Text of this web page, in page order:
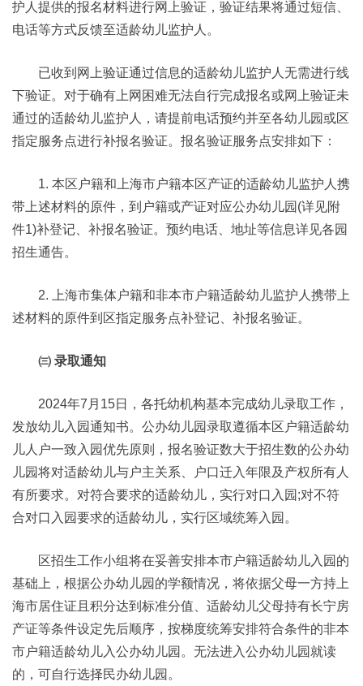
护人提供的报名材料进行网上验证，验证结果将通过短信、
电话等方式反馈至适龄幼儿监护人。
已收到网上验证通过信息的适龄幼儿监护人无需进行线
下验证。对于确有上网困难无法自行完成报名或网上验证未
通过的适龄幼儿监护人，请提前电话预约并至各幼儿园或区
指定服务点进行补报名验证。报名验证服务点安排如下：
1. 本区户籍和上海市户籍本区产证的适龄幼儿监护人携
带上述材料的原件，到户籍或产证对应公办幼儿园(详见附
件1)补登记、补报名验证。预约电话、地址等信息详见各园
招生通告。
2. 上海市集体户籍和非本市户籍适龄幼儿监护人携带上
述材料的原件到区指定服务点补登记、补报名验证。
㈢ 录取通知
2024年7月15日，各托幼机构基本完成幼儿录取工作，
发放幼儿入园通知书。公办幼儿园录取遵循本区户籍适龄幼
儿人户一致入园优先原则，报名验证数大于招生数的公办幼
儿园将对适龄幼儿与户主关系、户口迁入年限及产权所有人
有所要求。对符合要求的适龄幼儿，实行对口入园;对不符
合对口入园要求的适龄幼儿，实行区域统筹入园。
区招生工作小组将在妥善安排本市户籍适龄幼儿入园的
基础上，根据公办幼儿园的学额情况，将依据父母一方持上
海市居住证且积分达到标准分值、适龄幼儿父母持有长宁房
产证等条件设定先后顺序，按梯度统筹安排符合条件的非本
市户籍适龄幼儿入公办幼儿园。无法进入公办幼儿园就读
的，可自行选择民办幼儿园。